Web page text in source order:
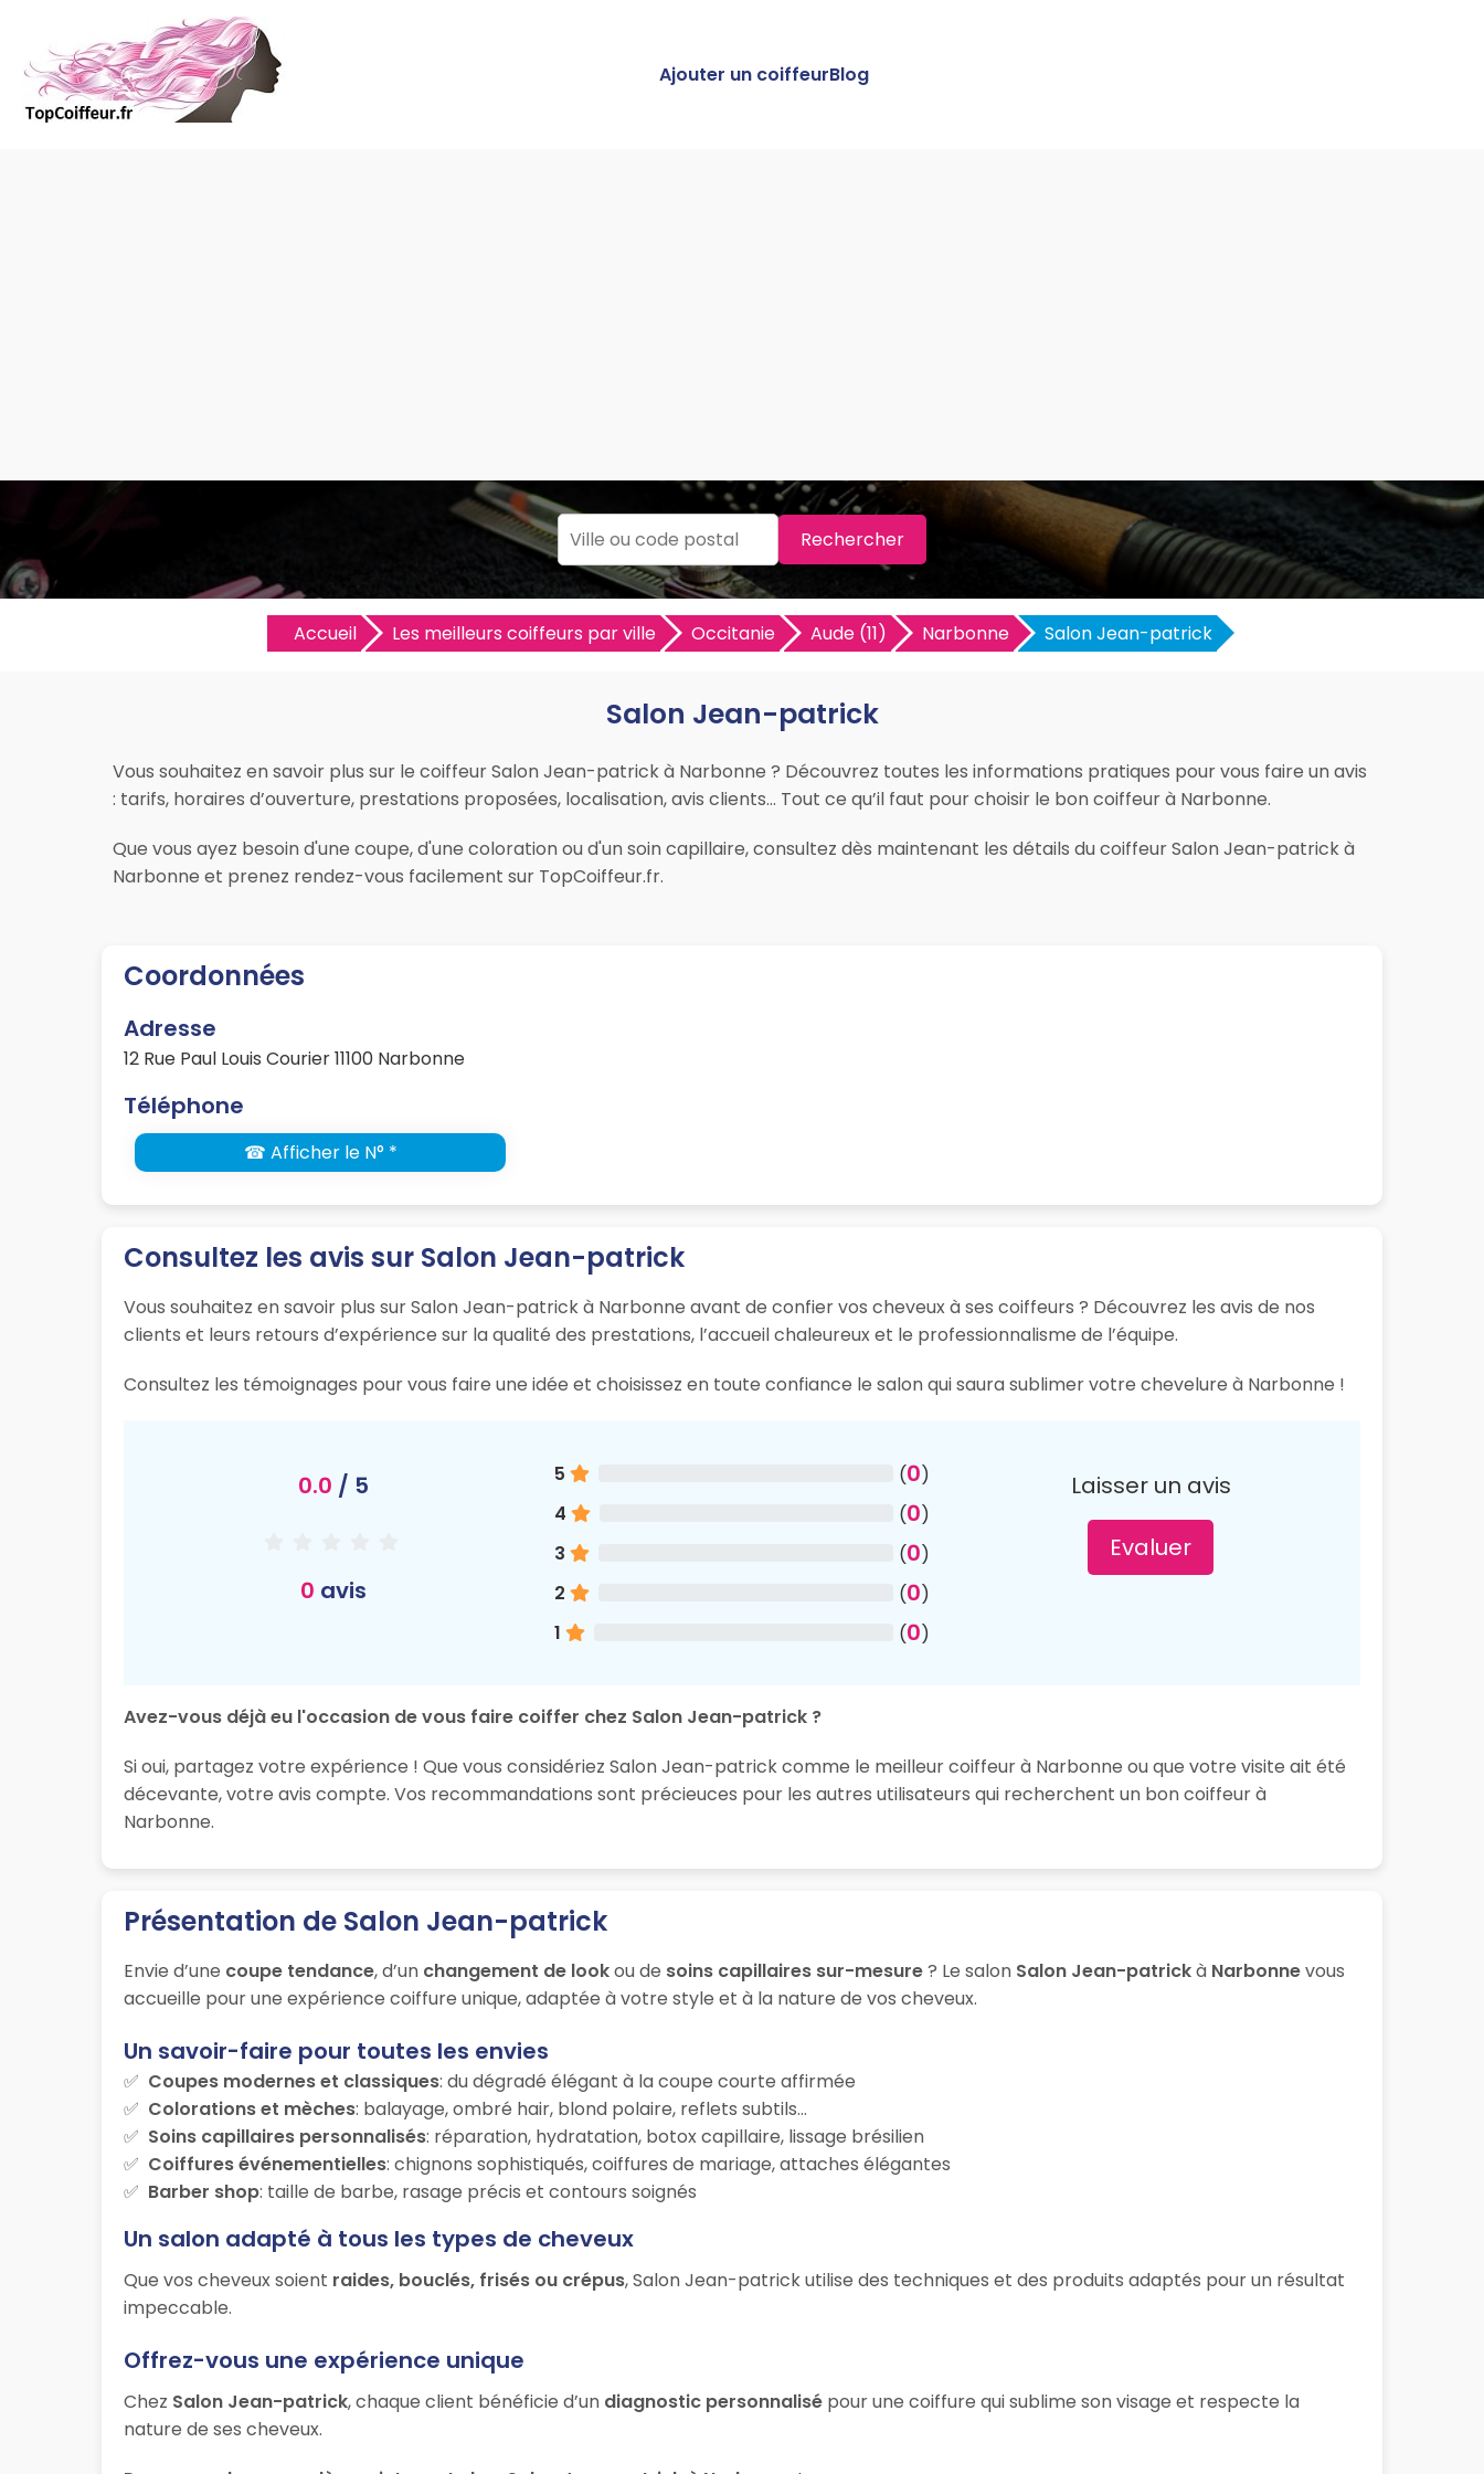
Ajouter un coiffeurBlog
Rechercher
Accueil Les meilleurs coiffeurs par ville Occitanie Aude (11) Narbonne Salon Jean-patrick
Salon Jean-patrick
Vous souhaitez en savoir plus sur le coiffeur Salon Jean-patrick à Narbonne ? Découvrez toutes les informations pratiques pour vous faire un avis
: tarifs, horaires d’ouverture, prestations proposées, localisation, avis clients… Tout ce qu’il faut pour choisir le bon coiffeur à Narbonne.
Que vous ayez besoin d'une coupe, d'une coloration ou d'un soin capillaire, consultez dès maintenant les détails du coiffeur Salon Jean-patrick à
Narbonne et prenez rendez-vous facilement sur TopCoiffeur.fr.
Coordonnées
Adresse
12 Rue Paul Louis Courier 11100 Narbonne
Téléphone
☎ Afficher le N° *
Consultez les avis sur Salon Jean-patrick
Vous souhaitez en savoir plus sur Salon Jean-patrick à Narbonne avant de confier vos cheveux à ses coiffeurs ? Découvrez les avis de nos
clients et leurs retours d’expérience sur la qualité des prestations, l’accueil chaleureux et le professionnalisme de l’équipe.
Consultez les témoignages pour vous faire une idée et choisissez en toute confiance le salon qui saura sublimer votre chevelure à Narbonne !
0.0 / 5
0 avis
5 (0)
4
(0)
3
(0)
2
(0)
1
(0)
Laisser un avis
Evaluer
Avez-vous déjà eu l'occasion de vous faire coiffer chez Salon Jean-patrick ?
Si oui, partagez votre expérience ! Que vous considériez Salon Jean-patrick comme le meilleur coiffeur à Narbonne ou que votre visite ait été
décevante, votre avis compte. Vos recommandations sont précieuces pour les autres utilisateurs qui recherchent un bon coiffeur à
Narbonne.
Présentation de Salon Jean-patrick
Envie d’une coupe tendance, d’un changement de lookou de soins capillaires sur-mesure? Le salon Salon Jean-patrickà Narbonnevous
accueille pour une expérience coiffure unique, adaptée à votre style et à la nature de vos cheveux.
Un savoir-faire pour toutes les envies
Coupes modernes et classiques: du dégradé élégant à la coupe courte affirmée
Colorations et mèches: balayage, ombré hair, blond polaire, reflets subtils…
Soins capillaires personnalisés: réparation, hydratation, botox capillaire, lissage brésilien
Coiffures événementielles: chignons sophistiqués, coiffures de mariage, attaches élégantes
Barber shop: taille de barbe, rasage précis et contours soignés
Un salon adapté à tous les types de cheveux
Que vos cheveux soient raides, bouclés, frisés ou crépus, Salon Jean-patrick utilise des techniques et des produits adaptés pour un résultat
impeccable.
Offrez-vous une expérience unique
Chez Salon Jean-patrick, chaque client bénéficie d’un diagnostic personnalisé pour une coiffure qui sublime son visage et respecte la
nature de ses cheveux.